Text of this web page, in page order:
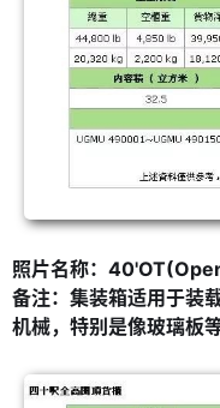
照片名称：
备注：集装箱适用于装
机械，特别是像玻璃板